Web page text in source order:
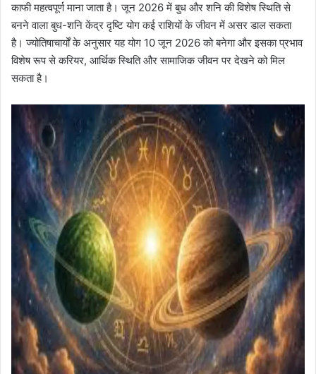
काफी महत्वपूर्ण माना जाता है। जून 2026 में बुध और शनि की विशेष स्थिति से
बनने वाला बुध-शनि केंद्र दृष्टि योग कई राशियों के जीवन में असर डाल सकता
है। ज्योतिषाचार्यों के अनुसार यह योग 10 जून 2026 को बनेगा और इसका प्रभाव
विशेष रूप से करियर, आर्थिक स्थिति और सामाजिक जीवन पर देखने को मिल
सकता है।